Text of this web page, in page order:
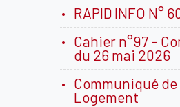
RAPID INFO N°
Cahier n°97 –
du 26 mai 2026
Communiqué de
Logement